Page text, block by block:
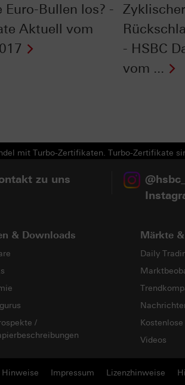
Euro-Bullen los? -
Aktuell vom
- HSBC
vom ...
mit Turbo-Zertifikaten. Turbo-Zertifikate
zu uns
& Downloads
/
Märkte
Daily
Videos
Impressum Lizenzhinweise